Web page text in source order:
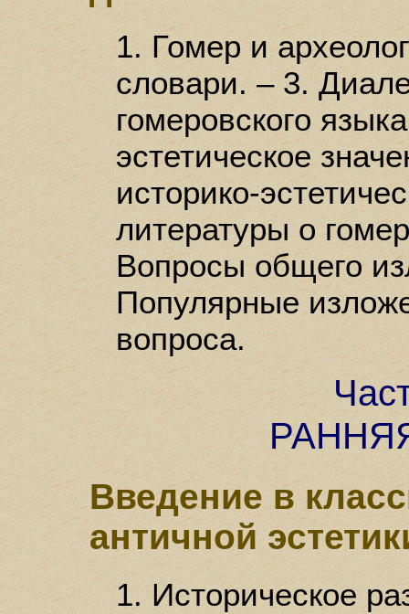
1. Гомер и
словари. – 3.
гомеровского
эстетическое
историко-
литературы о
Вопросы общего
Популярные
вопроса.
Введение в
античной
1. Историческое